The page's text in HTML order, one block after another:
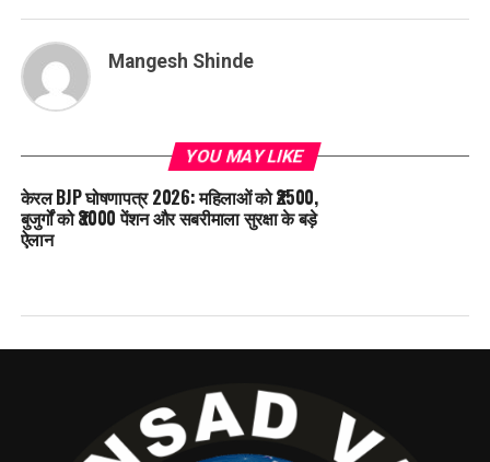
Mangesh Shinde
YOU MAY LIKE
केरल BJP घोषणापत्र 2026: महिलाओं को ₹2500,
बुजुर्गों को ₹3000 पेंशन और सबरीमाला सुरक्षा के बड़े
ऐलान